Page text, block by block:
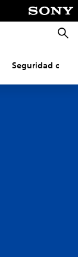
Seguridad